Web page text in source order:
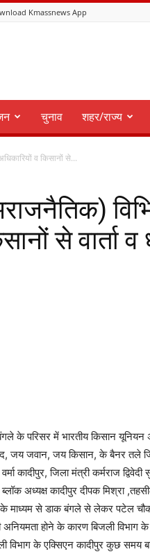
Kmassnews App
चुनाव शहर/राज्य
व किसानों से...
से वार्ता व
के परिसर में भारतीय किसान यूनियन
जय जवान, जय किसान, के बैनर तले
कादीपुर, जिला मंत्री कर्मराज
अध्यक्ष कादीपुर दीपक मिश्रा
माध्यम से डाक बंगले से लेकर पटेल चौक
होने के कारण बिजली विभाग
के एक्सिएन कादीपुर कुछ समय